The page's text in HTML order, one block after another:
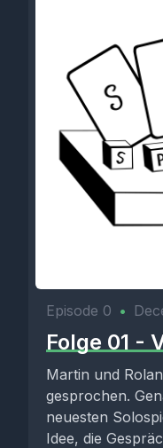
Episode 0 •
Folge 01 -
Martin und
gesprochen.
neuesten
Idee, die